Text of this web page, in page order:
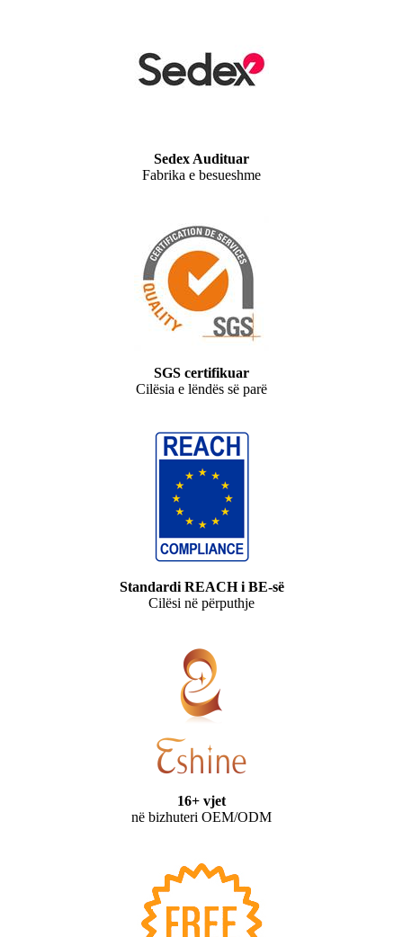
Sedex Audituar
Fabrika e besueshme
SGS certifikuar
Cilësia e lëndës së parë
Standardi REACH i BE-së
Cilësi në përputhje
16+ vjet
në bizhuteri OEM/ODM